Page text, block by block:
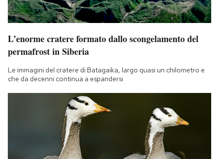
L’enorme cratere formato dallo scongelamento del
permafrost in Siberia
Le immagini del cratere di Batagaika, largo quasi un chilometro e
che da decenni continua a espandersi